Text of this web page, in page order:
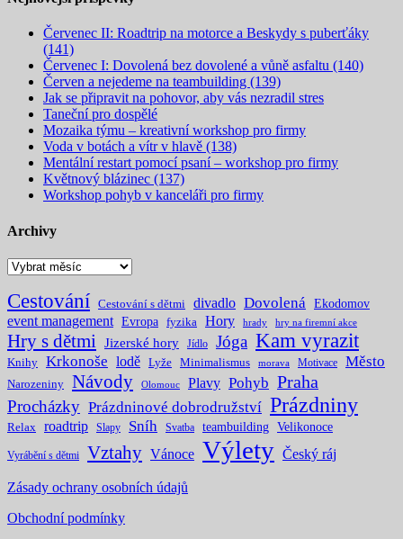
Červenec II: Roadtrip na motorce a Beskydy s puberťáky
(141)
Červenec I: Dovolená bez dovolené a vůně asfaltu (140)
Červen a nejedeme na teambuilding (139)
Jak se připravit na pohovor, aby vás nezradil stres
Taneční pro dospělé
Mozaika týmu – kreativní workshop pro firmy
Voda v botách a vítr v hlavě (138)
Mentální restart pomocí psaní – workshop pro firmy
Květnový blázinec (137)
Workshop pohyb v kanceláři pro firmy
Archivy
Archivy
Cestování Cestování s dětmi divadlo Dovolená Ekodomov
event management Evropa fyzika Hory hrady hry na firemní akce
Hry s dětmi Jizerské hory Jídlo Jóga Kam vyrazit
Knihy Krkonoše lodě Lyže Minimalismus morava Motivace Město
Narozeniny Návody Olomouc Plavy Pohyb Praha
Procházky Prázdninové dobrodružství Prázdniny
Relax roadtrip Slapy Sníh Svatba teambuilding Velikonoce
Vyrábění s dětmi Vztahy Vánoce Výlety Český ráj
Zásady ochrany osobních údajů
Obchodní podmínky